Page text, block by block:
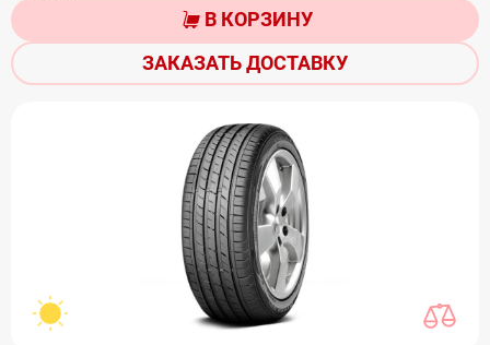
В КОРЗИНУ
ЗАКАЗАТЬ ДОСТАВКУ